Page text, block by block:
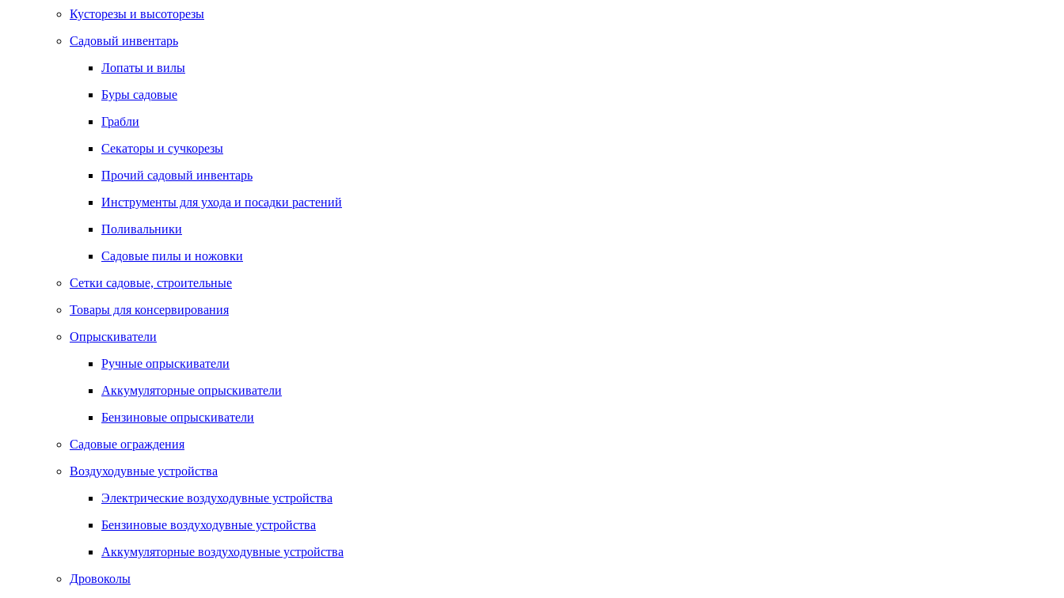
Кусторезы и высоторезы
Садовый инвентарь
Лопаты и вилы
Буры садовые
Грабли
Секаторы и сучкорезы
Прочий садовый инвентарь
Инструменты для ухода и посадки растений
Поливальники
Садовые пилы и ножовки
Сетки садовые, строительные
Товары для консервирования
Опрыскиватели
Ручные опрыскиватели
Аккумуляторные опрыскиватели
Бензиновые опрыскиватели
Садовые ограждения
Воздуходувные устройства
Электрические воздуходувные устройства
Бензиновые воздуходувные устройства
Аккумуляторные воздуходувные устройства
Дровоколы